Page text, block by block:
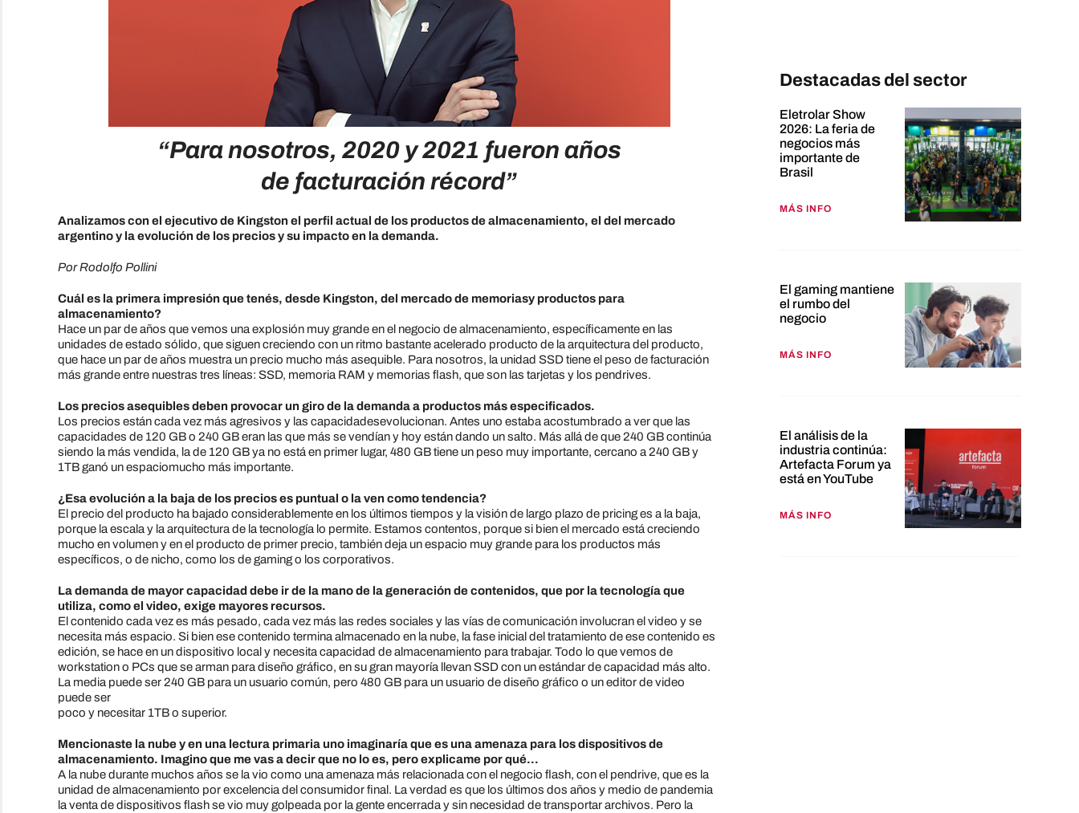
“Para nosotros, 2020 y 2021 fueron años
de facturación récord”
Analizamos con el ejecutivo de Kingston el perfil actual de los productos de almacenamiento, el del mercado
argentino y la evolución de los precios y su impacto en la demanda.
Por Rodolfo Pollini
Cuál es la primera impresión que tenés, desde Kingston, del mercado de memoriasy productos para
almacenamiento?
Hace un par de años que vemos una explosión muy grande en el negocio de almacenamiento, específicamente en las
unidades de estado sólido, que siguen creciendo con un ritmo bastante acelerado producto de la arquitectura del producto,
que hace un par de años muestra un precio mucho más asequible. Para nosotros, la unidad SSD tiene el peso de facturación
más grande entre nuestras tres líneas: SSD, memoria RAM y memorias flash, que son las tarjetas y los pendrives.
Los precios asequibles deben provocar un giro de la demanda a productos más especificados.
Los precios están cada vez más agresivos y las capacidadesevolucionan. Antes uno estaba acostumbrado a ver que las
capacidades de 120 GB o 240 GB eran las que más se vendían y hoy están dando un salto. Más allá de que 240 GB continúa
siendo la más vendida, la de 120 GB ya no está en primer lugar, 480 GB tiene un peso muy importante, cercano a 240 GB y
1TB ganó un espaciomucho más importante.
¿Esa evolución a la baja de los precios es puntual o la ven como tendencia?
El precio del producto ha bajado considerablemente en los últimos tiempos y la visión de largo plazo de pricing es a la baja,
porque la escala y la arquitectura de la tecnología lo permite. Estamos contentos, porque si bien el mercado está creciendo
mucho en volumen y en el producto de primer precio, también deja un espacio muy grande para los productos más
específicos, o de nicho, como los de gaming o los corporativos.
La demanda de mayor capacidad debe ir de la mano de la generación de contenidos, que por la tecnología que
utiliza, como el video, exige mayores recursos.
El contenido cada vez es más pesado, cada vez más las redes sociales y las vías de comunicación involucran el video y se
necesita más espacio. Si bien ese contenido termina almacenado en la nube, la fase inicial del tratamiento de ese contenido es
edición, se hace en un dispositivo local y necesita capacidad de almacenamiento para trabajar. Todo lo que vemos de
workstation o PCs que se arman para diseño gráfico, en su gran mayoría llevan SSD con un estándar de capacidad más alto.
La media puede ser 240 GB para un usuario común, pero 480 GB para un usuario de diseño gráfico o un editor de video
puede ser
poco y necesitar 1TB o superior.
Mencionaste la nube y en una lectura primaria uno imaginaría que es una amenaza para los dispositivos de
almacenamiento. Imagino que me vas a decir que no lo es, pero explicame por qué…
A la nube durante muchos años se la vio como una amenaza más relacionada con el negocio flash, con el pendrive, que es la
unidad de almacenamiento por excelencia del consumidor final. La verdad es que los últimos dos años y medio de pandemia
la venta de dispositivos flash se vio muy golpeada por la gente encerrada y sin necesidad de transportar archivos. Pero la
Destacadas del sector
Eletrolar Show
2026: La feria de
negocios más
importante de
Brasil
MÁS INFO
El gaming mantiene
el rumbo del
negocio
MÁS INFO
El análisis de la
industria continúa:
Artefacta Forum ya
está en YouTube
MÁS INFO